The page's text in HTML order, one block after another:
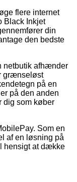
flere internet
Black Inkjet
din
den bedste
netbutik afhænder
grænseløst
på en
på den anden
dig som køber
Som en
af en løsning på
hensigt at dække